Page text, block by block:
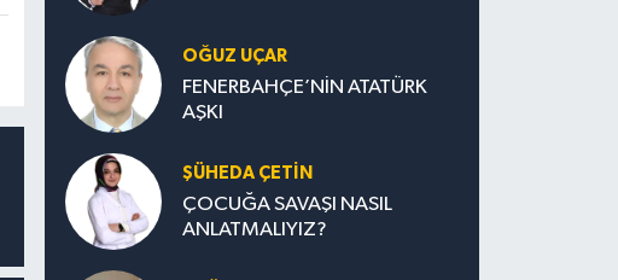
OĞUZ UÇAR
FENERBAHÇE’NİN ATATÜRK
AŞKI
ŞÜHEDA ÇETİN
ÇOCUĞA SAVAŞI NASIL
ANLATMALIYIZ?